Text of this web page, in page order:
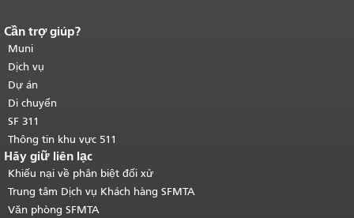
Kết thúc nội dung trang.
của trang này được lặp lại trên mọi
trang.Quay lại đầu trang nội dung
chính.
Cần trợ giúp?
Muni
Dịch vụ
Dự án
Di chuyển
SF 311
Thông tin khu vực 511
Hãy giữ liên lạc
Khiếu nại về phân biệt đối xử
Trung tâm Dịch vụ Khách hàng SFMTA
Văn phòng SFMTA